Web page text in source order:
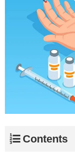
Contents